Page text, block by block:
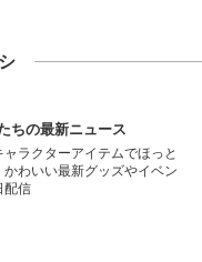
ちの最新ニュース
ラクターアイテムでほっと
かわいい最新グッズやイベン
配信